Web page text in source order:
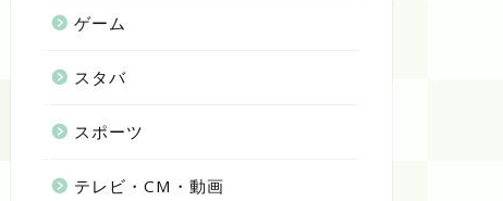
ゲーム
スタバ
スポーツ
テレビ・CM・動画